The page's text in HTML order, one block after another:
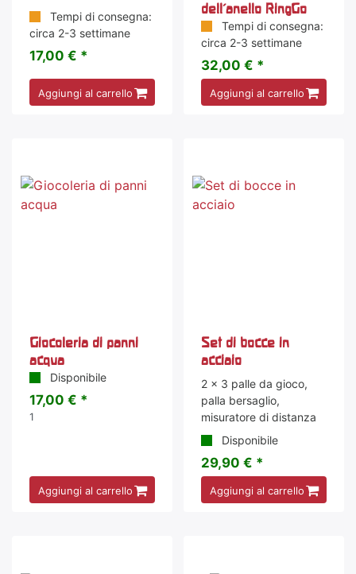
Tempi di consegna:
circa 2-3 settimane
17,00 € *
Aggiungi al carrello
dell'anello RingGo
Tempi di consegna:
circa 2-3 settimane
32,00 € *
Aggiungi al carrello
Giocoleria di panni
acqua
Disponibile
17,00 € *
1
Aggiungi al carrello
Set di bocce in
acciaio
2 x 3 palle da gioco,
palla bersaglio,
misuratore di distanza
Disponibile
29,90 € *
Aggiungi al carrello